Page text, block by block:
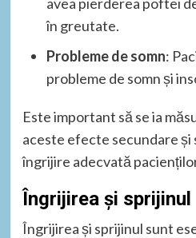
în greutate.
Probleme de somn:
probleme de somn și
Este important să se ia
aceste efecte secundare și
îngrijire adecvată
Îngrijirea și sprijinul
Îngrijirea și sprijinul sunt